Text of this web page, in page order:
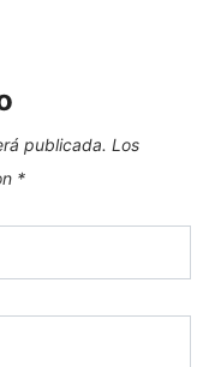
publicada. Los
*